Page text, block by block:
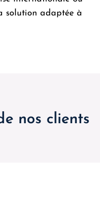
solution adaptée à
nos clients